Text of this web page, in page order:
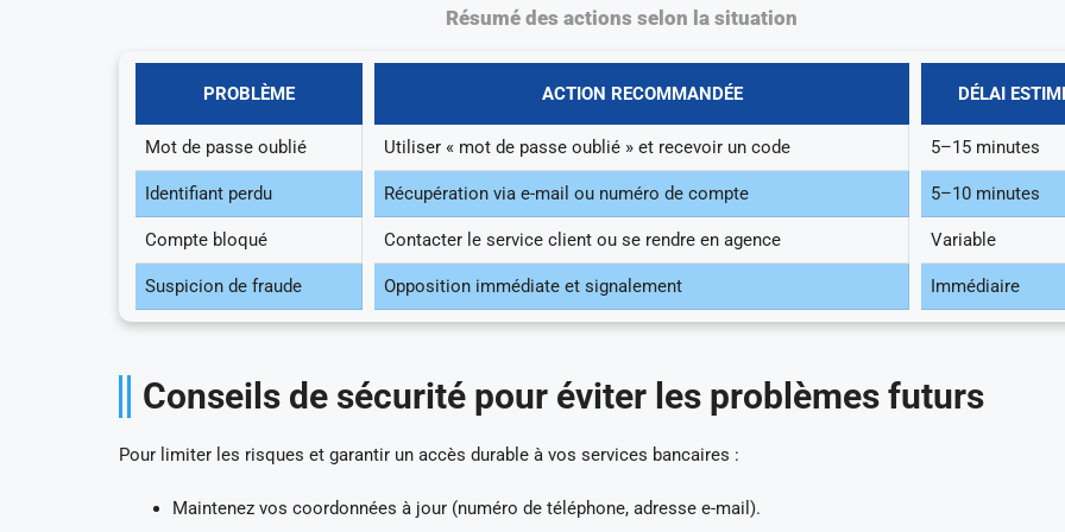
Résumé des actions selon la situation
PROBLÈME ACTION RECOMMANDÉE DÉLAI
Mot de passe oublié Utiliser « mot de passe oublié » et recevoir un code 5–15 minutes
Identifiant perdu Récupération via e-mail ou numéro de compte 5–10 minutes
Compte bloqué Contacter le service client ou se rendre en agence Variable
Suspicion de fraude Opposition immédiate et signalement Immédiaire
Conseils de sécurité pour éviter les problèmes futurs
Pour limiter les risques et garantir un accès durable à vos services bancaires :
Maintenez vos coordonnées à jour (numéro de téléphone, adresse e-mail).